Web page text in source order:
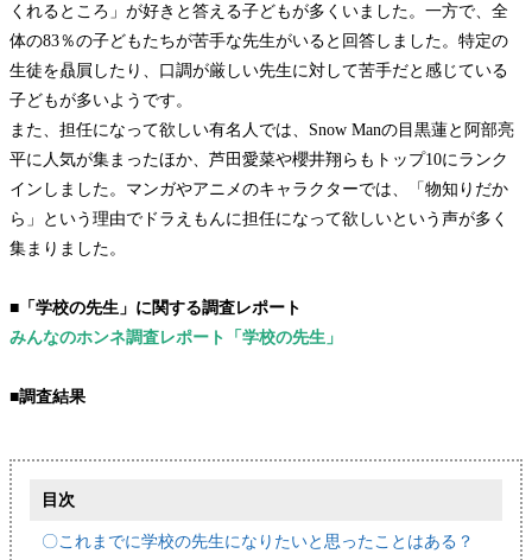
くれるところ」が好きと答える子どもが多くいました。一方で、全
体の83％の子どもたちが苦手な先生がいると回答しました。特定の
生徒を贔屓したり、口調が厳しい先生に対して苦手だと感じている
子どもが多いようです。
また、担任になって欲しい有名人では、Snow Manの目黒蓮と阿部亮
平に人気が集まったほか、芦田愛菜や櫻井翔らもトップ10にランク
インしました。マンガやアニメのキャラクターでは、「物知りだか
ら」という理由でドラえもんに担任になって欲しいという声が多く
集まりました。
■「学校の先生」に関する調査レポート
みんなのホンネ調査レポート「学校の先生」
■調査結果
目次
〇これまでに学校の先生になりたいと思ったことはある？